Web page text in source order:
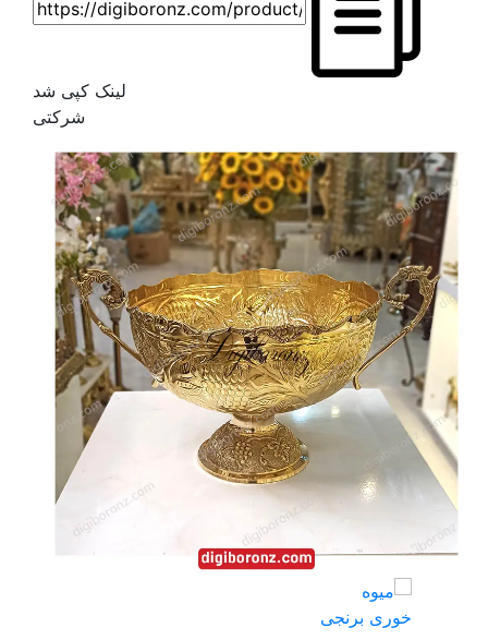
لینک کپی شد
شرکتی